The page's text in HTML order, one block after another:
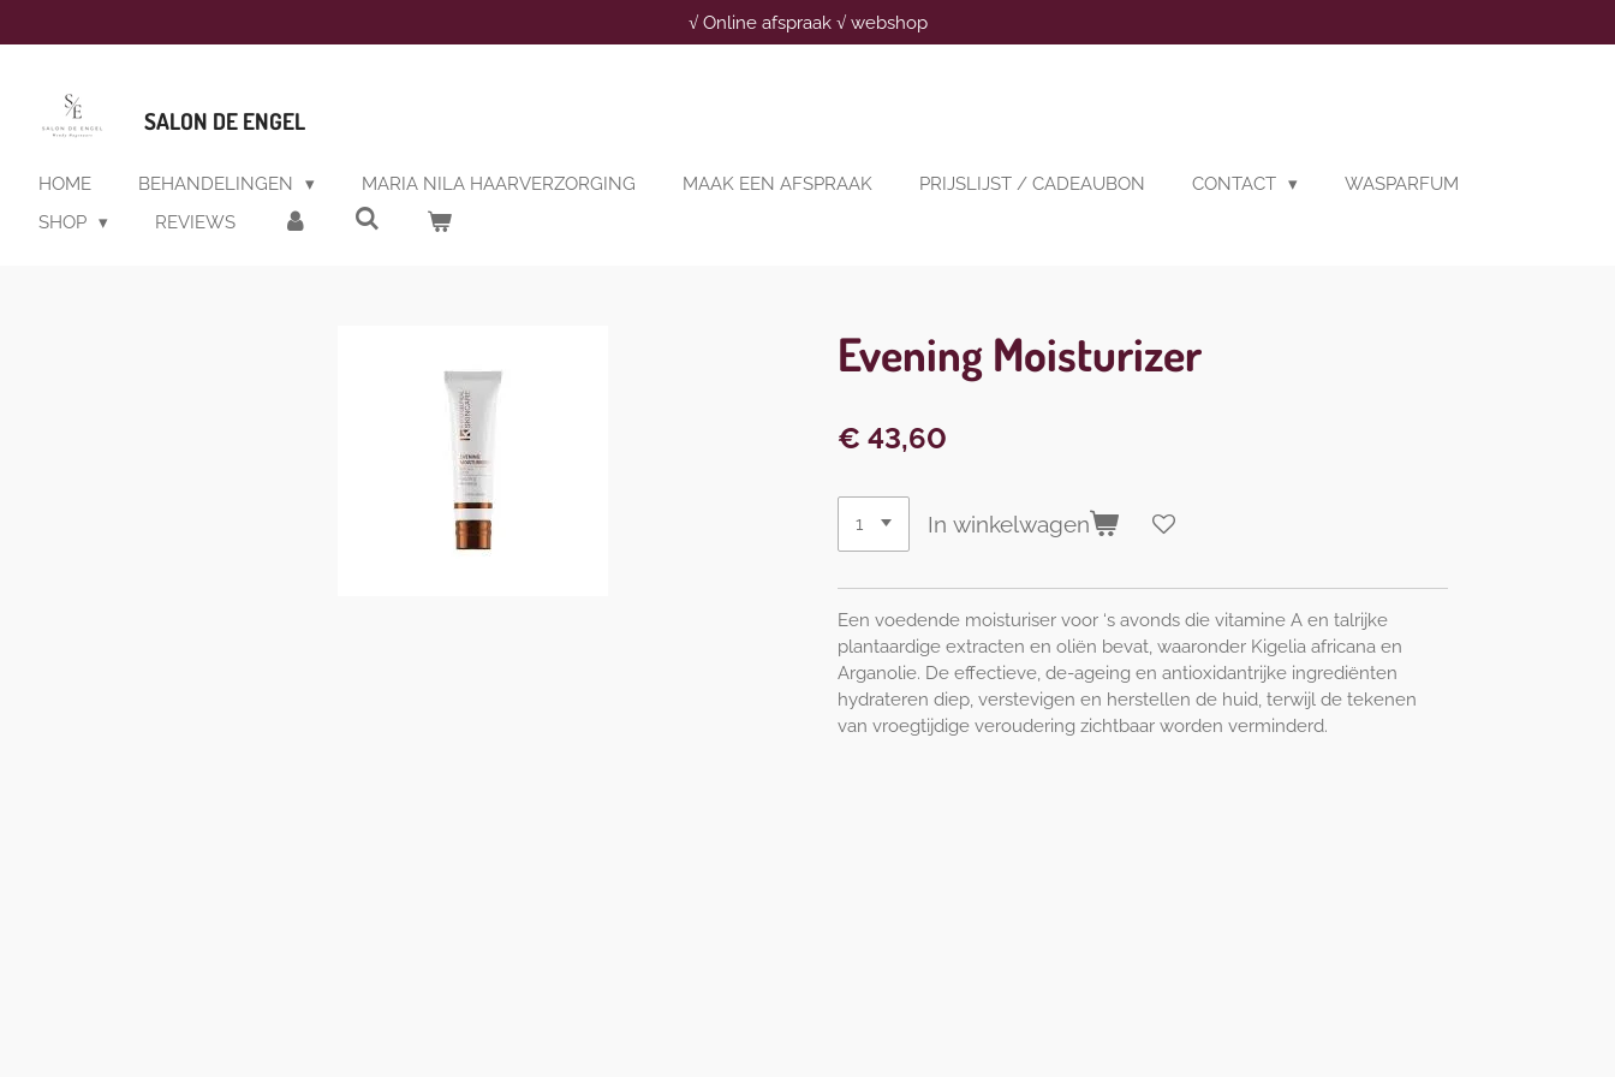
direct
hoofdinhoud
√ Online afspraak √ webshop
SALON DE ENGEL
HOME BEHANDELINGEN MARIA NILA HAARVERZORGING MAAK EEN AFSPRAAK PRIJSLIJST / CADEAUBON CONTACT
WASPARFUM
SHOP
REVIEWS
Evening Moisturizer
€ 43,60
In winkelwagen
Een voedende moisturiser voor ‘s avonds die vitamine A en talrijke
plantaardige extracten en oliën bevat, waaronder Kigelia africana en
Arganolie. De effectieve, de-ageing en antioxidantrijke ingrediënten
hydrateren diep, verstevigen en herstellen de huid, terwijl de tekenen
van vroegtijdige veroudering zichtbaar worden verminderd.